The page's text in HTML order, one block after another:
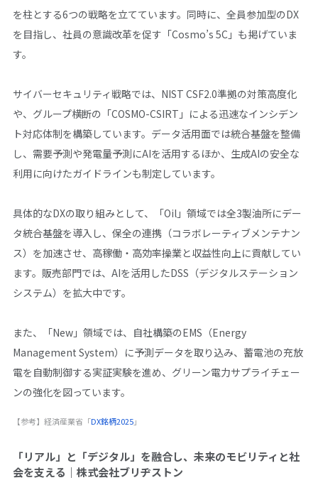
を柱とする6つの戦略を立てています。同時に、全員参加型のDX
を目指し、社員の意識改革を促す「Cosmo’s 5C」も掲げていま
す。
サイバーセキュリティ戦略では、NIST CSF2.0準拠の対策高度化
や、グループ横断の「COSMO-CSIRT」による迅速なインシデン
ト対応体制を構築しています。データ活用面では統合基盤を整備
し、需要予測や発電量予測にAIを活用するほか、生成AIの安全な
利用に向けたガイドラインも制定しています。
具体的なDXの取り組みとして、「Oil」領域では全3製油所にデー
タ統合基盤を導入し、保全の連携（コラボレーティブメンテナン
ス）を加速させ、高稼働・高効率操業と収益性向上に貢献してい
ます。販売部門では、AIを活用したDSS（デジタルステーション
システム）を拡大中です。
また、「New」領域では、自社構築のEMS（Energy
Management System）に予測データを取り込み、蓄電池の充放
電を自動制御する実証実験を進め、グリーン電力サプライチェー
ンの強化を図っています。
【参考】経済産業省「DX銘柄2025」
「リアル」と「デジタル」を融合し、未来のモビリティと社
会を支える｜株式会社ブリヂストン